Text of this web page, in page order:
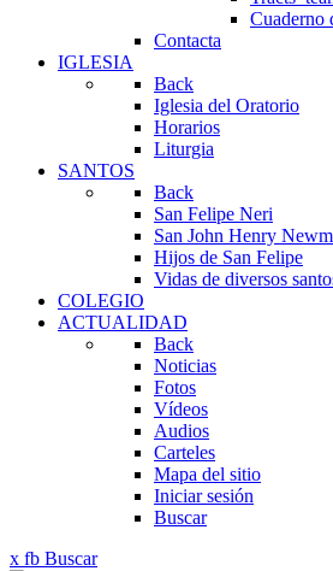
Cuaderno
Contacta
IGLESIA
Back
Iglesia del Oratorio
Horarios
Liturgia
SANTOS
Back
San Felipe Neri
San John Henry
Hijos de San Felipe
Vidas de diversos
COLEGIO
ACTUALIDAD
Back
Noticias
Fotos
Vídeos
Audios
Carteles
Mapa del sitio
Iniciar sesión
Buscar
x fb Buscar